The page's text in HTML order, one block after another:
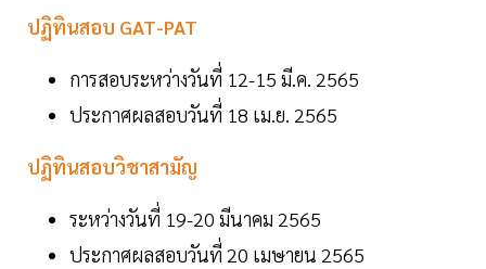
ปฏิทินสอบ GAT-PAT
การสอบระหว่างวันที่ 12-15 มี.ค. 2565
ประกาศผลสอบวันที่ 18 เม.ย. 2565
ปฏิทินสอบวิชาสามัญ
ระหว่างวันที่ 19-20 มีนาคม 2565
ประกาศผลสอบวันที่ 20 เมษายน 2565